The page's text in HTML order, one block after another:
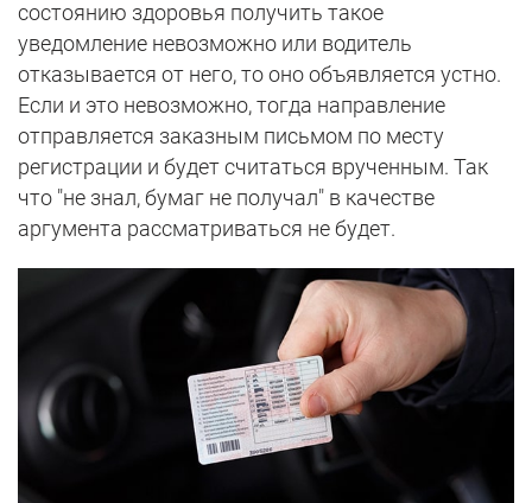
состоянию здоровья получить такое
уведомление невозможно или водитель
отказывается от него, то оно объявляется устно.
Если и это невозможно, тогда направление
отправляется заказным письмом по месту
регистрации и будет считаться врученным. Так
что "не знал, бумаг не получал" в качестве
аргумента рассматриваться не будет.